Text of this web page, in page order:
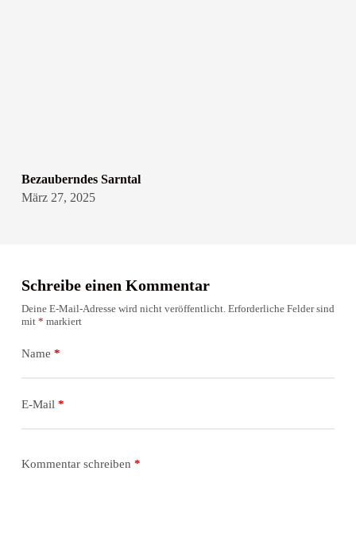
Bezauberndes Sarntal
März 27, 2025
Schreibe einen Kommentar
Deine E-Mail-Adresse wird nicht veröffentlicht. Erforderliche Felder sind
mit * markiert
Name *
E-Mail *
Kommentar schreiben *